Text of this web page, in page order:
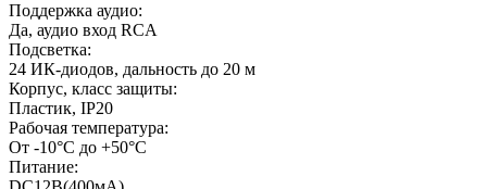
Поддержка аудио:
Да, аудио вход RCA
Подсветка:
24 ИК-диодов, дальность до 20 м
Корпус, класс защиты:
Пластик, IP20
Рабочая температура:
От -10°С до +50°С
Питание: